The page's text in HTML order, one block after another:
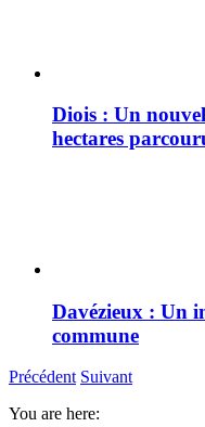
Diois : Un
hectares
Davézieux : Un
commune
Précédent Suivant
You are here: